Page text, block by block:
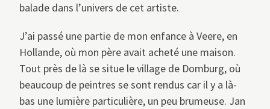
balade dans l’univers de cet artiste.
J’ai passé une partie de mon enfance à Veere, en
Hollande, où mon père avait acheté une maison.
Tout près de là se situe le village de Domburg, où
beaucoup de peintres se sont rendus car il y a là-
bas une lumière particulière, un peu brumeuse. Jan